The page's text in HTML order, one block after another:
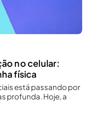
no celular:
física
está passando por
profunda. Hoje, a